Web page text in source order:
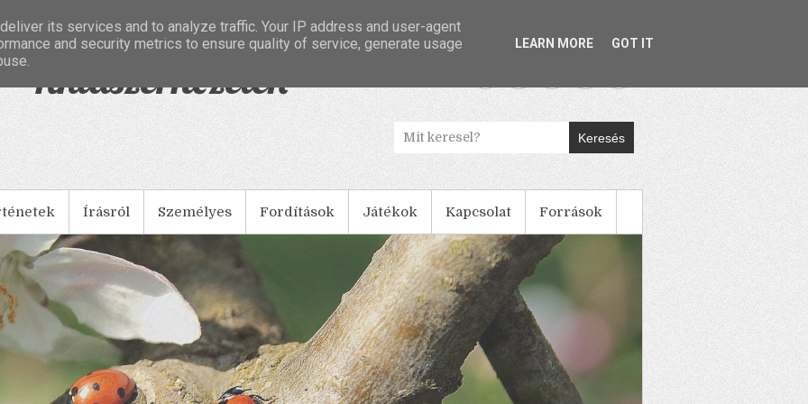
Tintaszerkezetek
Keresés
Írásról Személyes Fordítások Játékok Kapcsolat Források
its services and to analyze traffic. Your IP address and user-agent
and security metrics to ensure quality of service, generate usage
LEARN MORE GOT IT